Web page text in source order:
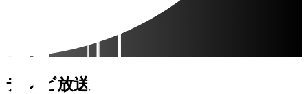
テレビ放送